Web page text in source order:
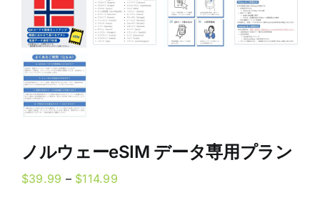
ノルウェーeSIM データ専用プラン
$39.99 – $114.99Price